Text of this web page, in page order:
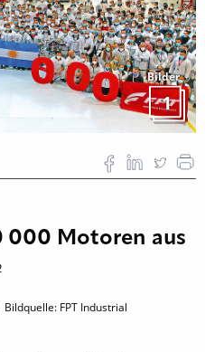
Bilder
1
000 Motoren aus
FPT Industrial